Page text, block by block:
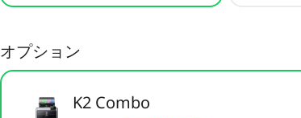
オプション
K2 Combo